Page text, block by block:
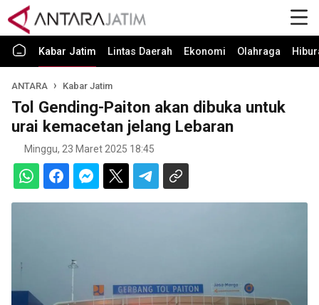
Kabar Jatim Lintas Daerah Ekonomi Olahraga
ANTARA Kabar Jatim
Tol Gending-Paiton akan dibuka untuk
urai kemacetan jelang Lebaran
Minggu, 23 Maret 2025 18:45